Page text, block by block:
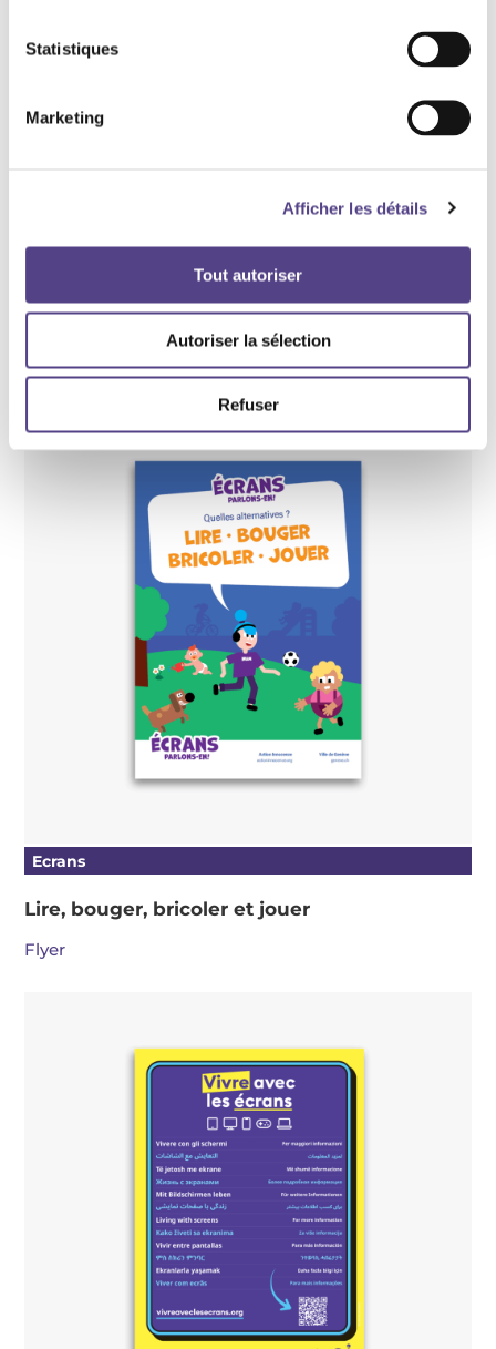
Statistiques
Marketing
Afficher les détails
Tout autoriser
Autoriser la sélection
Refuser
Recommandations
Lire, bouger, bricoler et jouer
Flyer
Ecrans